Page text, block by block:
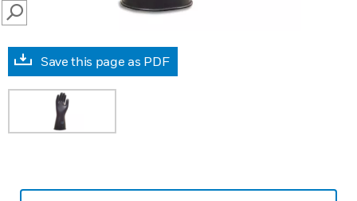
SEARCH
Save this page as PDF